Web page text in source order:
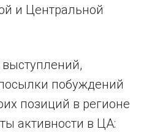
и Центральной
выступлений,
побуждений
позиций в регионе
активности в ЦА: